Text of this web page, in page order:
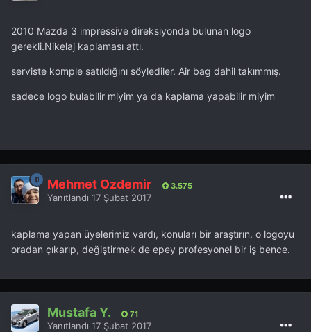
2010 Mazda 3 impressive direksiyonda bulunan logo
gerekli.Nikelaj kaplaması attı.
serviste komple satıldığını söylediler. Air bag dahil takımmış.
sadece logo bulabilir miyim ya da kaplama yapabilir miyim
Mehmet Özdemir 3.575
Yanıtlandı 17 Şubat 2017
kaplama yapan üyelerimiz vardı, konuları bir araştırın. o logoyu
oradan çıkarıp, değiştirmek de epey profesyonel bir iş bence.
Mustafa Y. 71
Yanıtlandı 17 Şubat 2017